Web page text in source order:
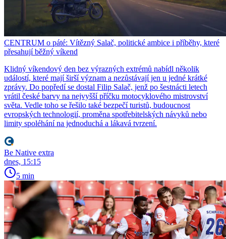
CENTRUM o páté: Vítězný Salač, politické ambice i příběhy, které
přesahují běžný víkend
Klidný víkendový den bez výrazných extrémů nabídl několik
událostí, které mají širší význam a nezůstávají jen u jedné krátké
zprávy. Do popředí se dostal Filip Salač, jenž po šestnácti letech
vrátil české barvy na nejvyšší příčku motocyklového mistrovství
světa. Vedle toho se řešilo také bezpečí turistů, budoucnost
evropských technologií, proměna spotřebitelských návyků nebo
limity spoléhání na jednoduchá a lákavá tvrzení.
Be Native extra
dnes, 15:15
5 min